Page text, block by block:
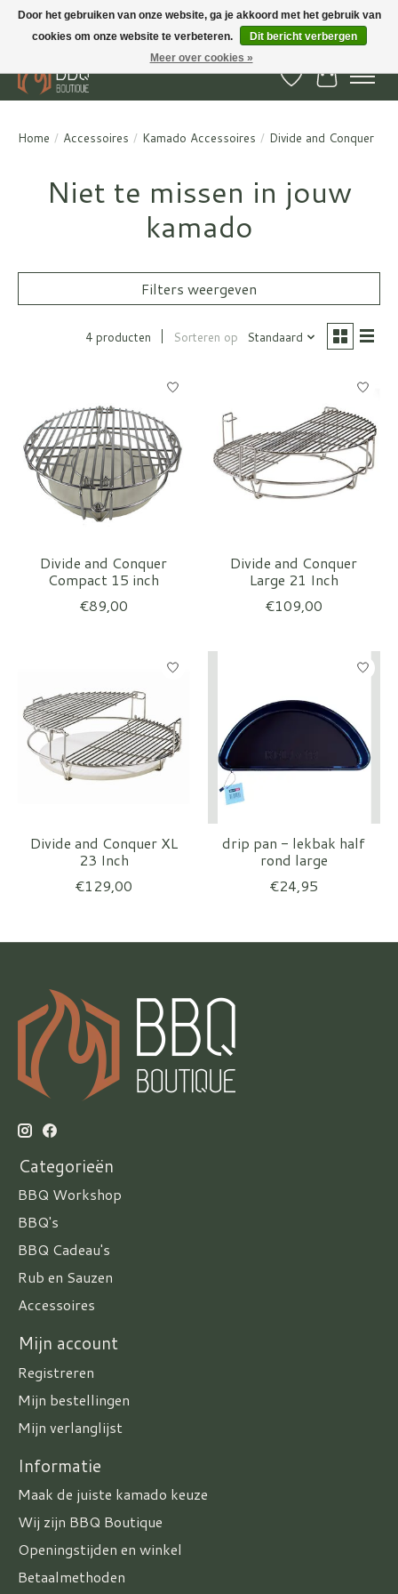
BBQ Boutique - Gratis verzenden en afhalen in Hedel en Kesteren
Verlanglijst
Home / Accessoires / Kamado Accessoires / Divide and Conquer
Niet te missen in jouw
kamado
Filters weergeven
4 producten Sorteren op Standaard
Divide and Conquer
Compact 15 inch
€89,00
Divide and Conquer
Large 21 Inch
€109,00
Divide and Conquer XL
23 Inch
€129,00
drip pan - lekbak half
rond large
€24,95
Categorieën
BBQ Workshop
BBQ's
BBQ Cadeau's
Rub en Sauzen
Accessoires
Mijn account
Registreren
Mijn bestellingen
Mijn verlanglijst
Informatie
Maak de juiste kamado keuze
Wij zijn BBQ Boutique
Openingstijden en winkel
Betaalmethoden
Door het gebruiken van onze website, ga je akkoord met het gebruik van
cookies om onze website te verbeteren.
Dit bericht verbergen
Meer over cookies »